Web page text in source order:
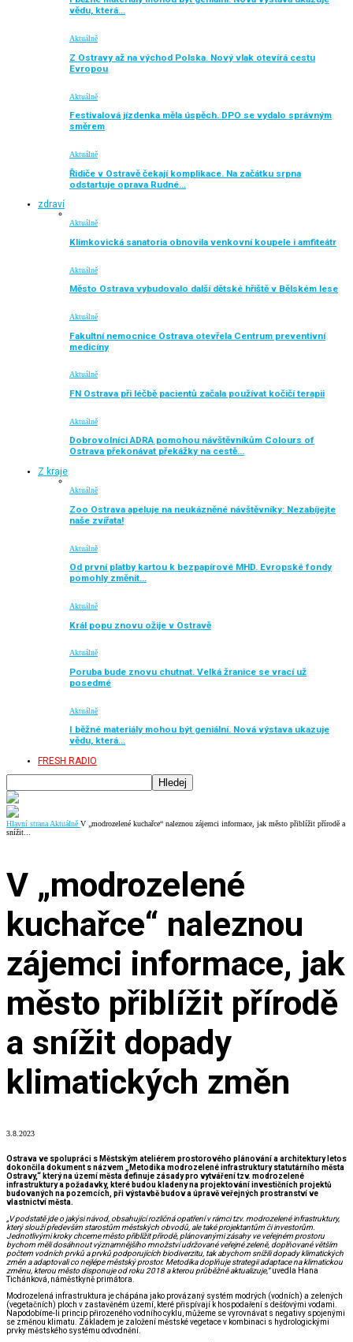
vědu, která…
Aktuálně
Z Ostravy až na východ Polska. Nový vlak otevírá cestu
Evropou
Aktuálně
Festivalová jízdenka měla úspěch. DPO se vydalo správným
směrem
Aktuálně
Řidiče v Ostravě čekají komplikace. Na začátku srpna
odstartuje oprava Rudné…
zdraví
Aktuálně
Klimkovická sanatoria obnovila venkovní koupele i amfiteátr
Aktuálně
Město Ostrava vybudovalo další dětské hřiště v Bělském lese
Aktuálně
Fakultní nemocnice Ostrava otevřela Centrum preventivní
medicíny
Aktuálně
FN Ostrava při léčbě pacientů začala používat kočičí terapii
Aktuálně
Dobrovolníci ADRA pomohou návštěvníkům Colours of
Ostrava překonávat překážky na cestě…
Z kraje
Aktuálně
Zoo Ostrava apeluje na neukázněné návštěvníky: Nezabíjejte
naše zvířata!
Aktuálně
Od první platby kartou k bezpapírové MHD. Evropské fondy
pomohly změnit…
Aktuálně
Král popu znovu ožije v Ostravě
Aktuálně
Poruba bude znovu chutnat. Velká žranice se vrací už
posedmé
Aktuálně
I běžné materiály mohou být geniální. Nová výstava ukazuje
vědu, která…
FRESH RADIO
Hlavní strana Aktuálně V „modrozelené kuchařce“ naleznou zájemci informace, jak město přiblížit přírodě a
snížit...
V „modrozelené
kuchařce“ naleznou
zájemci informace, jak
město přiblížit přírodě
a snížit dopady
klimatických změn
3.8.2023
Ostrava ve spolupráci s Městským ateliérem prostorového plánování a architektury letos
dokončila dokument s názvem „Metodika modrozelené infrastruktury statutárního města
Ostravy,“ který na území města definuje zásady pro vytváření tzv. modrozelené
infrastruktury a požadavky, které budou kladeny na projektování investičních projektů
budovaných na pozemcích, při výstavbě budov a úpravě veřejných prostranství ve
vlastnictví města.
„V podstatě jde o jakýsi návod, obsahující rozličná opatření v rámci tzv. modrozelené infrastruktury,
který slouží především starostům městských obvodů, ale také projektantům či investorům.
Jednotlivými kroky chceme město přiblížit přírodě, plánovanými zásahy ve veřejném prostoru
bychom měli dosáhnout významnějšího množství udržované veřejné zeleně, doplňované větším
počtem vodních prvků a prvků podporujících biodiverzitu, tak abychom snížili dopady klimatických
změn a adaptovali co nejlépe městský prostor. Metodika doplňuje strategii adaptace na klimatickou
změnu, kterou město disponuje od roku 2018 a kterou průběžně aktualizuje,“uvedla Hana
Tichánková, náměstkyně primátora.
Modrozelená infrastruktura je chápána jako provázaný systém modrých (vodních) a zelených
(vegetačních) ploch v zastavěném území, které přispívají k hospodaření s dešťovými vodami.
Napodobíme-li princip přirozeného vodního cyklu, můžeme se vyrovnávat s negativy spojenými
se změnou klimatu. Základem je založení městské vegetace v kombinaci s hydrologickými
prvky městského systému odvodnění.